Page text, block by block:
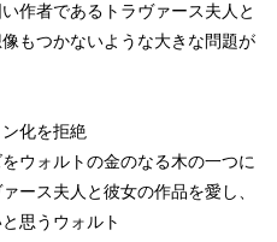
作者であるトラヴァース夫人と
もつかないような大きな問題が
化を拒絶
ウォルトの金のなる木の一つに
ース夫人と彼女の作品を愛し、
思うウォルト